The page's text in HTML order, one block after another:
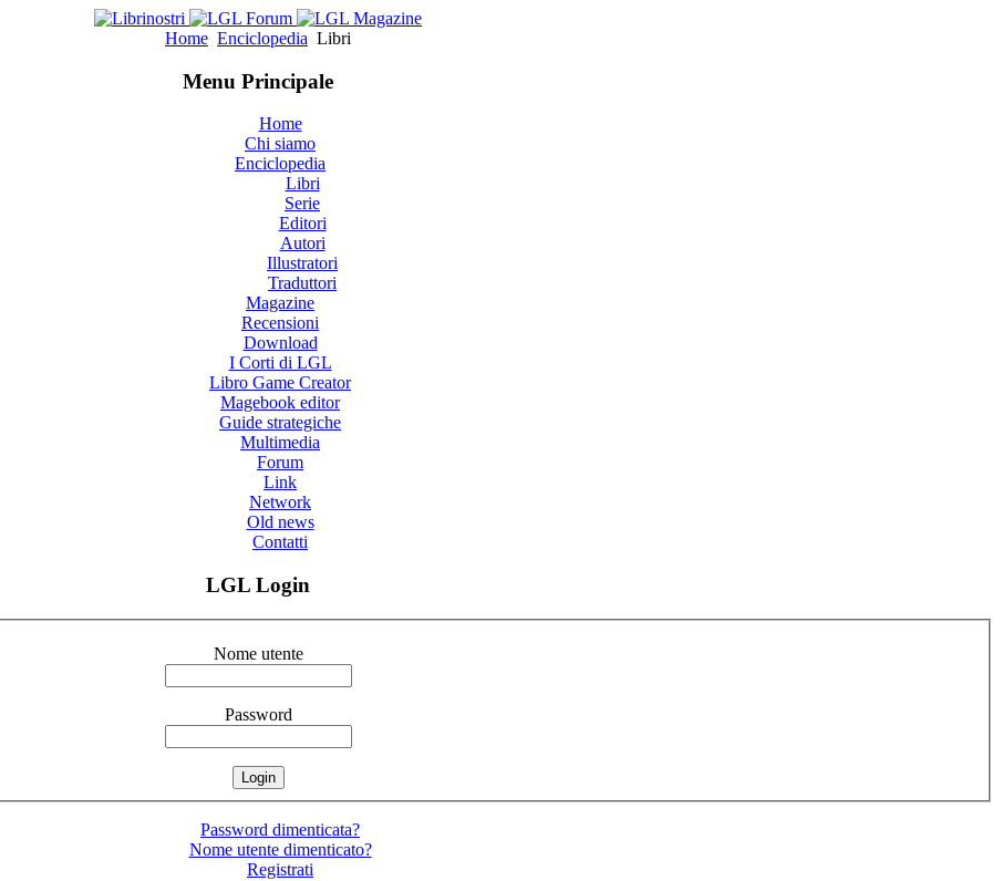
Home Enciclopedia Libri
Menu Principale
Home
Chi siamo
Enciclopedia
Libri
Serie
Editori
Autori
Illustratori
Traduttori
Magazine
Recensioni
Download
I Corti di LGL
Libro Game Creator
Magebook editor
Guide strategiche
Multimedia
Forum
Link
Network
Old news
Contatti
LGL Login
Nome utente
Password
Password dimenticata?
Nome utente dimenticato?
Registrati